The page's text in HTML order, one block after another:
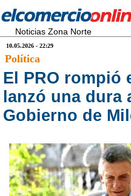
Noticias Zona Norte
10.05.2026 - 22:29
Política
El PRO rompió
lanzó una dura
Gobierno de